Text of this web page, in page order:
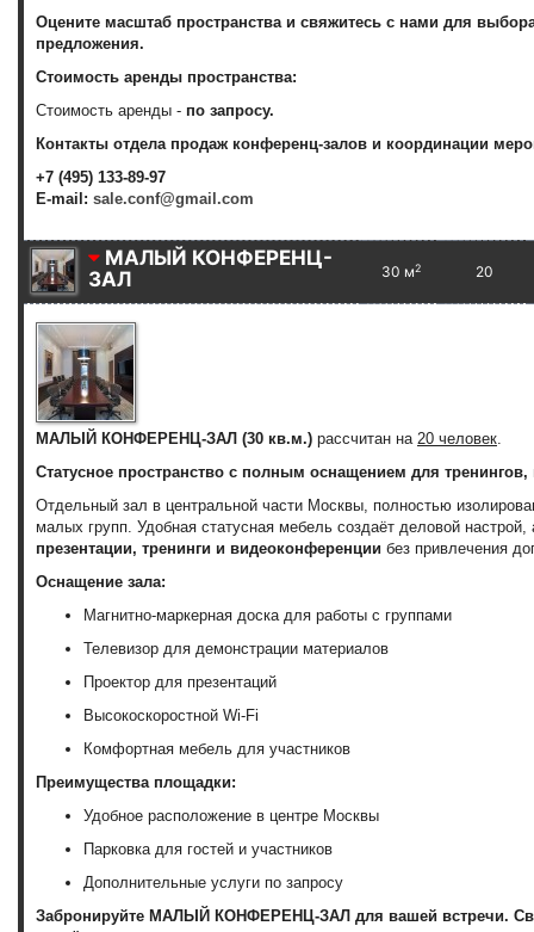
Оцените масштаб пространства и свяжитесь с нами для
предложения.
Стоимость аренды пространства:
Стоимость аренды - по запросу.
Контакты отдела продаж конференц-залов и координации
+7 (495) 133-89-97
E-mail: sale.conf@gmail.com
МАЛЫЙ КОНФЕРЕНЦ-
ЗАЛ
30 м2 20
МАЛЫЙ КОНФЕРЕНЦ-ЗАЛ (30 кв.м.) рассчитан на 20 человек.
Статусное пространство с полным оснащением для
Отдельный зал в центральной части Москвы, полностью
малых групп. Удобная статусная мебель создаёт деловой
презентации, тренинги и видеоконференции без привлечения
Оснащение зала:
Магнитно-маркерная доска для работы с группами
Телевизор для демонстрации материалов
Проектор для презентаций
Высокоскоростной Wi-Fi
Комфортная мебель для участников
Преимущества площадки:
Удобное расположение в центре Москвы
Парковка для гостей и участников
Дополнительные услуги по запросу
Забронируйте МАЛЫЙ КОНФЕРЕНЦ-ЗАЛ для вашей встречи.